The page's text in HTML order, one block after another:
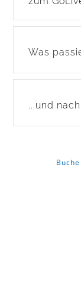
Was
...und